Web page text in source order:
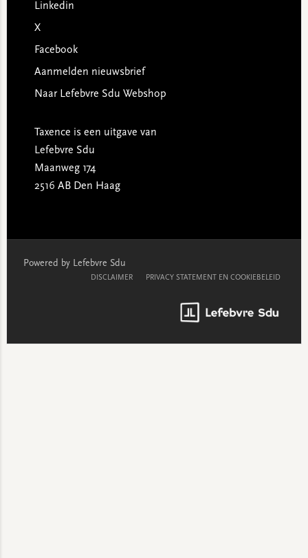
Linkedin
X
Facebook
Aanmelden nieuwsbrief
Naar Lefebvre Sdu Webshop
Taxence is een uitgave van
Lefebvre Sdu
Maanweg 174
2516 AB Den Haag
Powered by Lefebvre Sdu
DISCLAIMER PRIVACY STATEMENT EN COOKIEBELEID